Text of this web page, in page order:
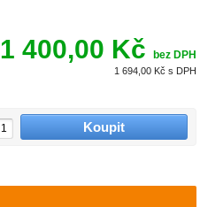
1 400,00 Kč bez DPH
1 694,00 Kč s DPH